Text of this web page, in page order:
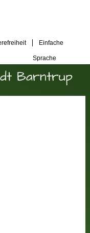
Einfache
Sprache
Barntrup